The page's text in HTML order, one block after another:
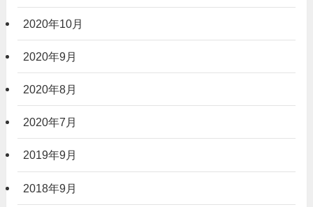
2020年10月
2020年9月
2020年8月
2020年7月
2019年9月
2018年9月